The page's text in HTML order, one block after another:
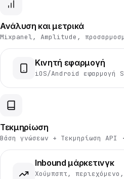
Ανάλυση και μετρικά
Mixpanel, Amplitude,
Κινητή εφαρμογή
iOS/Android εφαρμογή
Τεκμηρίωση
Βάση γνώσεων + Τεκμηρίωση API
Inbound μάρκετινγκ
Χούμπσπτ,